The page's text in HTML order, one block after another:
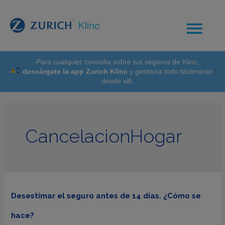
Para cualquier consulta sobre tus seguros de Klinc,
descárgate la app Zurich Klinc y gestiona todo fácilmente
desde allí.
CancelacionHogar
Desestimar el seguro antes de 14 días. ¿Cómo se
hace?